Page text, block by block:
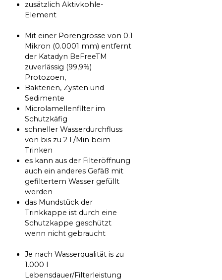
zusätzlich Aktivkohle-
Element
Mit einer Porengrösse von 0.1
Mikron (0.0001 mm) entfernt
der Katadyn BeFreeTM
zuverlässig (99,9%)
Protozoen,
Bakterien, Zysten und
Sedimente
Microlamellenfilter im
Schutzkäfig
schneller Wasserdurchfluss
von bis zu 2 l /Min beim
Trinken
es kann aus der Filteröffnung
auch ein anderes Gefäß mit
gefiltertem Wasser gefüllt
werden
das Mundstück der
Trinkkappe ist durch eine
Schutzkappe geschützt
wenn nicht gebraucht
Je nach Wasserqualität is zu
1.000 l
Lebensdauer/Filterleistung